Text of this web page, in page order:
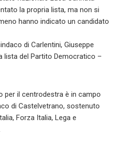
la propria lista, ma non si
hanno indicato un candidato
di Carlentini, Giuseppe
lista del Partito Democratico –
per il centrodestra è in campo
di Castelvetrano, sostenuto
Forza Italia, Lega e